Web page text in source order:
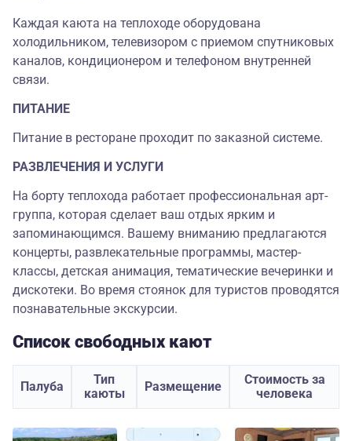
Каждая каюта на теплоходе оборудована
холодильником, телевизором с приемом спутниковых
каналов, кондиционером и телефоном внутренней
связи.
ПИТАНИЕ
Питание в ресторане проходит по заказной системе.
РАЗВЛЕЧЕНИЯ И УСЛУГИ
На борту теплохода работает профессиональная арт-
группа, которая сделает ваш отдых ярким и
запоминающимся. Вашему вниманию предлагаются
концерты, развлекательные программы, мастер-
классы, детская анимация, тематические вечеринки и
дискотеки. Во время стоянок для туристов проводятся
познавательные экскурсии.
Список свободных кают
Палуба
Тип
каюты
Размещение
Стоимость за
человека